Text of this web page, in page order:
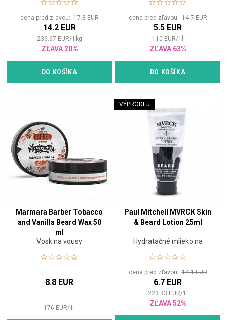
cena pred zľavou:17.8 EUR
14.2 EUR
236.67 EUR/1 kg
ZĽAVA 20%
DO KOŠÍKA
cena pred zľavou:14.7 EUR
5.5 EUR
110 EUR/1
ZĽAVA 63%
DO KOŠÍKA
Marmara Barber Tobacco
and Vanilla Beard Wax 50
ml
Vosk na vousy
8.8 EUR
176 EUR/1
VÝPRODEJ
Paul Mitchell MVRCK Skin
& Beard Lotion 25ml
Hydratačné mlieko na
kontrolu a skrotenie
nepoddajných fúzov
cena pred zľavou:14.1 EUR
6.7 EUR
223.33 EUR/1
ZĽAVA 52%